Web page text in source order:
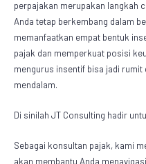
perpajakan merupakan langkah
Anda tetap berkembang dalam
memanfaatkan empat bentuk
pajak dan memperkuat posisi
mengurus insentif bisa jadi rumit
mendalam.
Di sinilah JT Consulting hadir
Sebagai konsultan pajak, kami
akan membantu Anda